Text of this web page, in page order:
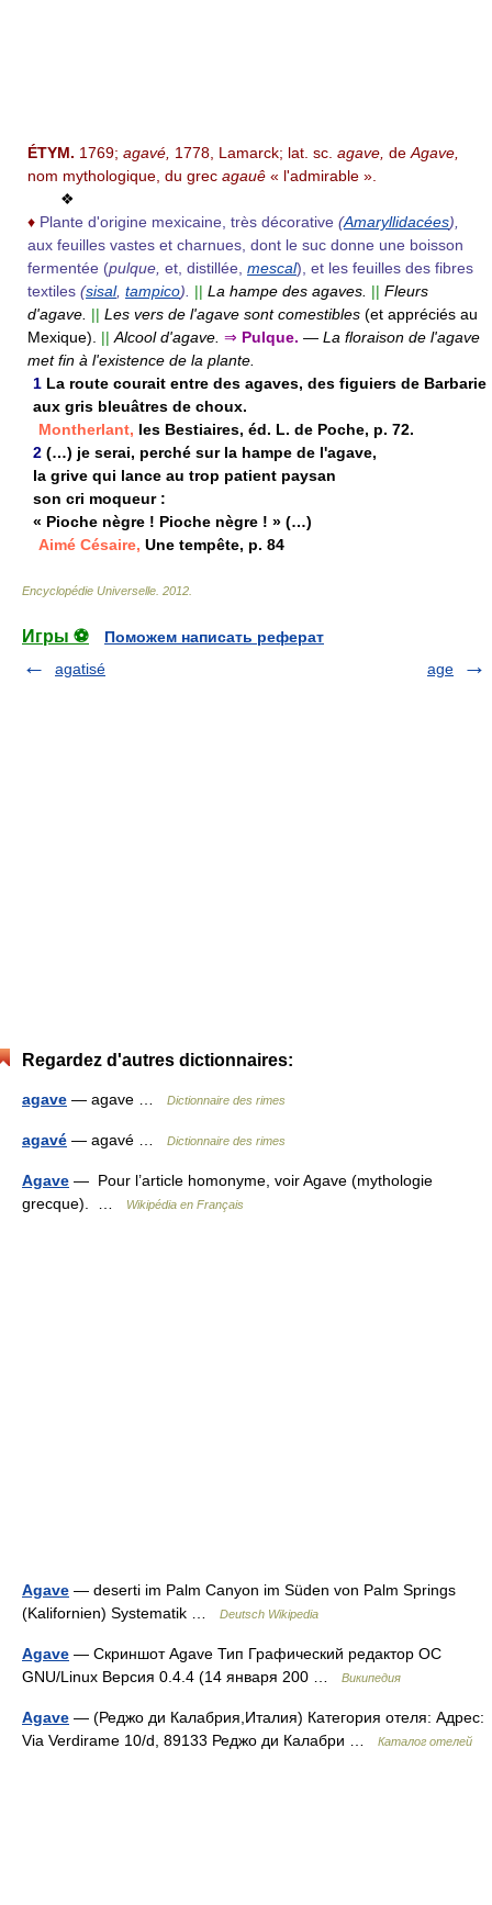
ÉTYM. 1769; agavé, 1778, Lamarck; lat. sc. agave, de Agave,
nom mythologique, du grec agauê « l'admirable ».
❖
♦ Plante d'origine mexicaine, très décorative (Amaryllidacées),
aux feuilles vastes et charnues, dont le suc donne une boisson
fermentée (pulque, et, distillée, mescal), et les feuilles des fibres
textiles (sisal, tampico). || La hampe des agaves. || Fleurs
d'agave. || Les vers de l'agave sont comestibles (et appréciés au
Mexique).
|| Alcool d'agave. ⇒ Pulque. — La floraison de l'agave
met fin à l'existence de la plante.
1 La route courait entre des agaves, des figuiers de Barbarie
aux gris bleuâtres de choux.
Montherlant, les Bestiaires, éd. L. de Poche, p. 72.
2 (…) je serai, perché sur la hampe de l'agave,
la grive qui lance au trop patient paysan
son cri moqueur :
« Pioche nègre ! Pioche nègre ! » (…)
Aimé Césaire, Une tempête, p. 84
Encyclopédie Universelle 2012
Игры ⚽
Поможем написать реферат
agatisé
age
Regardez d'autres dictionnaires:
agave — agave … Dictionnaire des rimes
agavé — agavé … Dictionnaire des rimes
Agave — Pour l’article homonyme, voir Agave (mythologie
grecque). …
Wikipédia en Français
Agave — deserti im Palm Canyon im Süden von Palm Springs
(Kalifornien) Systematik …
Deutsch Wikipedia
Agave — Скриншот Agave Тип Графический редактор ОС
GNU/Linux Версия 0.4.4 (14 января 200 …
Википедия
Agave — (Реджо ди Калабрия,Италия) Категория отеля: Адрес:
Via Verdirame 10/d, 89133 Реджо ди Калабри …
Каталог отелей